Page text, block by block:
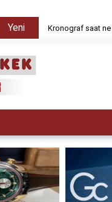
Yeni Kronograf saat ne